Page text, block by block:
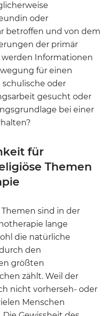
oder
betroffen und von dem
der primär
Informationen
für einen
oder
gesucht oder
bei einer
für
Themen
sind in der
lange
die natürliche
den
größten
zählt. Weil der
nicht vorherseh- oder
Menschen